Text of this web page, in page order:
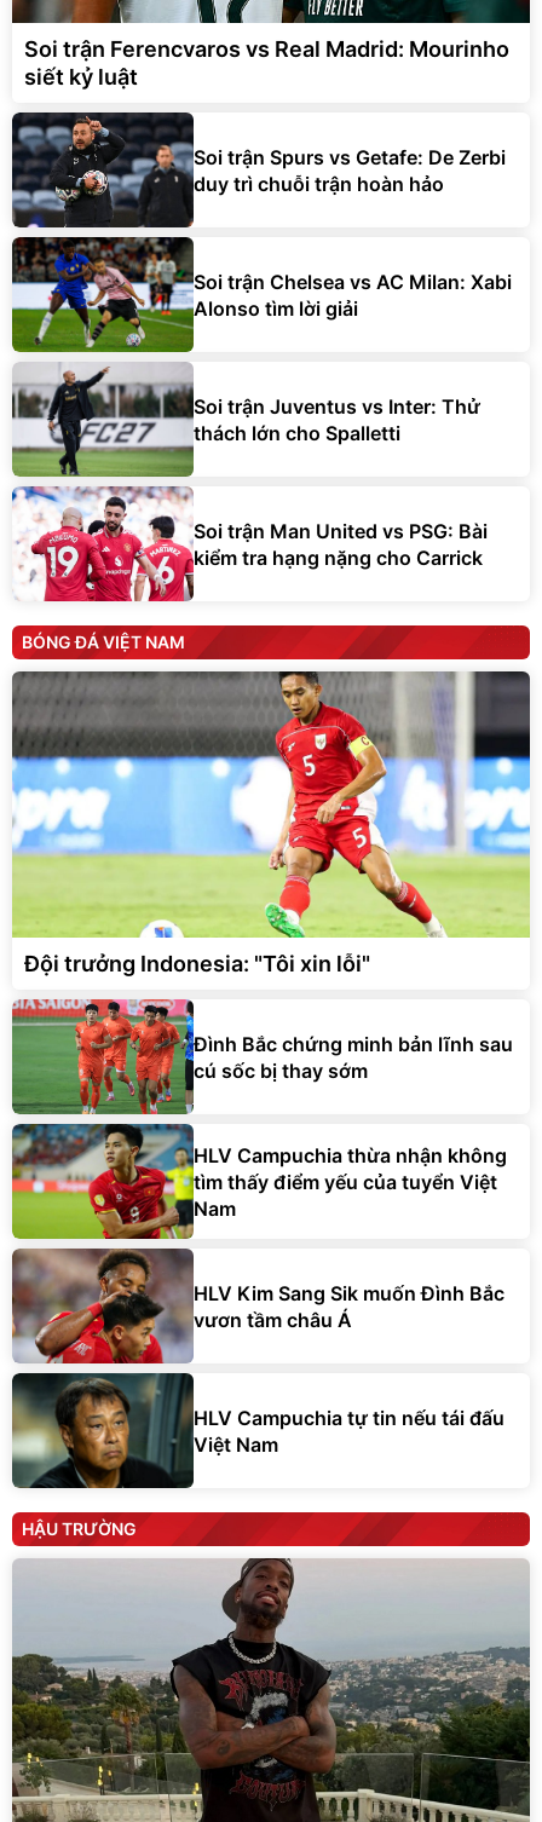
Soi trận Ferencvaros vs Real Madrid: Mourinho
siết kỷ luật
Soi trận Spurs vs Getafe: De Zerbi
duy trì chuỗi trận hoàn hảo
Soi trận Chelsea vs AC Milan: Xabi
Alonso tìm lời giải
Soi trận Juventus vs Inter: Thử
thách lớn cho Spalletti
Soi trận Man United vs PSG: Bài
kiểm tra hạng nặng cho Carrick
BÓNG ĐÁ VIỆT NAM
Đội trưởng Indonesia: "Tôi xin lỗi"
Đình Bắc chứng minh bản lĩnh sau
cú sốc bị thay sớm
HLV Campuchia thừa nhận không
tìm thấy điểm yếu của tuyển Việt
Nam
HLV Kim Sang Sik muốn Đình Bắc
vươn tầm châu Á
HLV Campuchia tự tin nếu tái đấu
Việt Nam
HẬU TRƯỜNG